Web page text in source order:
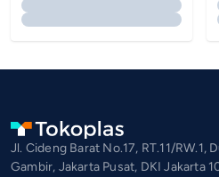
Jl. Cideng Barat No.17, RT.11/RW.1,
Gambir, Jakarta Pusat, DKI Jakarta